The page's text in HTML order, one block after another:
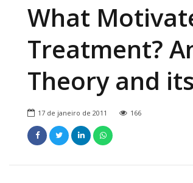
What
Treatment?
Theory and
17 de janeiro de 2011 166